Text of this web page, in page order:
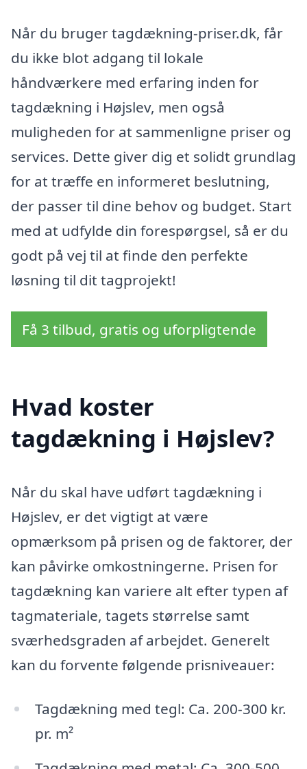
Når du bruger tagdækning-priser.dk, får
du ikke blot adgang til lokale
håndværkere med erfaring inden for
tagdækning i Højslev, men også
muligheden for at sammenligne priser og
services. Dette giver dig et solidt grundlag
for at træffe en informeret beslutning,
der passer til dine behov og budget. Start
med at udfylde din forespørgsel, så er du
godt på vej til at finde den perfekte
løsning til dit tagprojekt!
Få 3 tilbud, gratis og uforpligtende
Hvad koster
tagdækning i Højslev?
Når du skal have udført tagdækning i
Højslev, er det vigtigt at være
opmærksom på prisen og de faktorer, der
kan påvirke omkostningerne. Prisen for
tagdækning kan variere alt efter typen af
tagmateriale, tagets størrelse samt
sværhedsgraden af arbejdet. Generelt
kan du forvente følgende prisniveauer:
Tagdækning med tegl: Ca. 200-300 kr.
pr. m²